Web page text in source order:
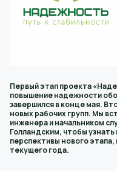
Первый этап проекта
повышение надежности
завершился в конце мая.
новых рабочих групп. Мы
инженера и начальником
Голландским, чтобы
перспективы нового
текущего года.